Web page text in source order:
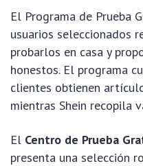
El Programa de Prueba
usuarios seleccionados
probarlos en casa y
honestos. El programa
clientes obtienen
mientras Shein recopila
El Centro de Prueba
presenta una selección